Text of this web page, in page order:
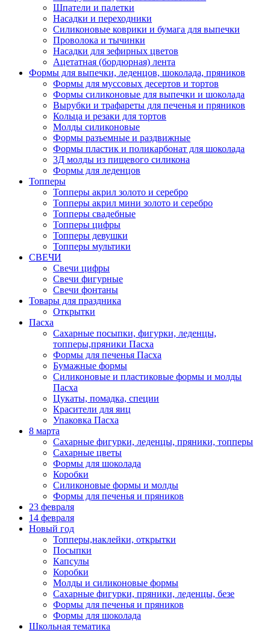
Шпатели и палетки
Насадки и переходники
Силиконовые коврики и бумага для выпечки
Проволока и тычинки
Насадки для зефирных цветов
Ацетатная (бордюрная) лента
Формы для выпечки, леденцов, шоколада, пряников
Формы для муссовых десертов и тортов
Формы силиконовые для выпечки и шоколада
Вырубки и трафареты для печенья и пряников
Кольца и резаки для тортов
Молды силиконовые
Формы разъемные и раздвижные
Формы пластик и поликарбонат для шоколада
3Д молды из пищевого силикона
Формы для леденцов
Топперы
Топперы акрил золото и серебро
Топперы акрил мини золото и серебро
Топперы свадебные
Топперы цифры
Топперы девушки
Топперы мультики
СВЕЧИ
Свечи цифры
Свечи фигурные
Свечи фонтаны
Товары для праздника
Открытки
Пасха
Сахарные посыпки, фигурки, леденцы,
топперы,пряники Пасха
Формы для печенья Пасха
Бумажные формы
Силиконовые и пластиковые формы и молды
Пасха
Цукаты, помадка, специи
Красители для яиц
Упаковка Пасха
8 марта
Сахарные фигурки, леденцы, пряники, топперы
Сахарные цветы
Формы для шоколада
Коробки
Силиконовые формы и молды
Формы для печенья и пряников
23 февраля
14 февраля
Новый год
Топперы,наклейки, открытки
Посыпки
Капсулы
Коробки
Молды и силиконовые формы
Сахарные фигурки, пряники, леденцы, безе
Формы для печенья и пряников
Формы для шоколада
Школьная тематика